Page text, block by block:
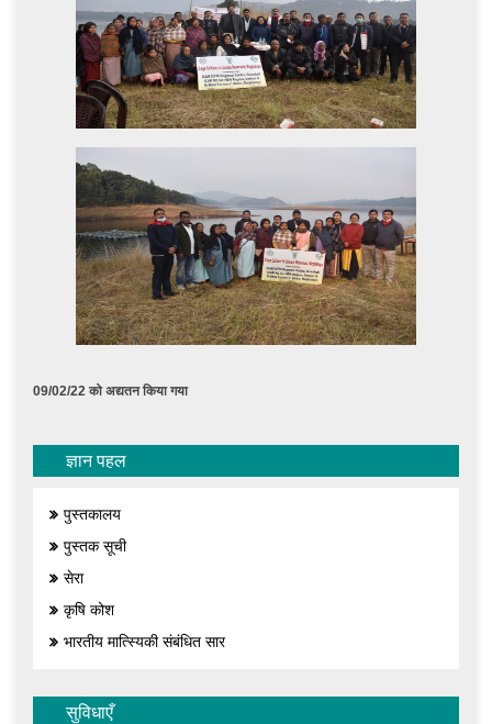
09/02/22 को अद्यतन किया गया
ज्ञान पहल
पुस्तकालय
पुस्तक सूची
सेरा
कृषि कोश
भारतीय मात्स्यिकी संबंधित सार
सुविधाएँ